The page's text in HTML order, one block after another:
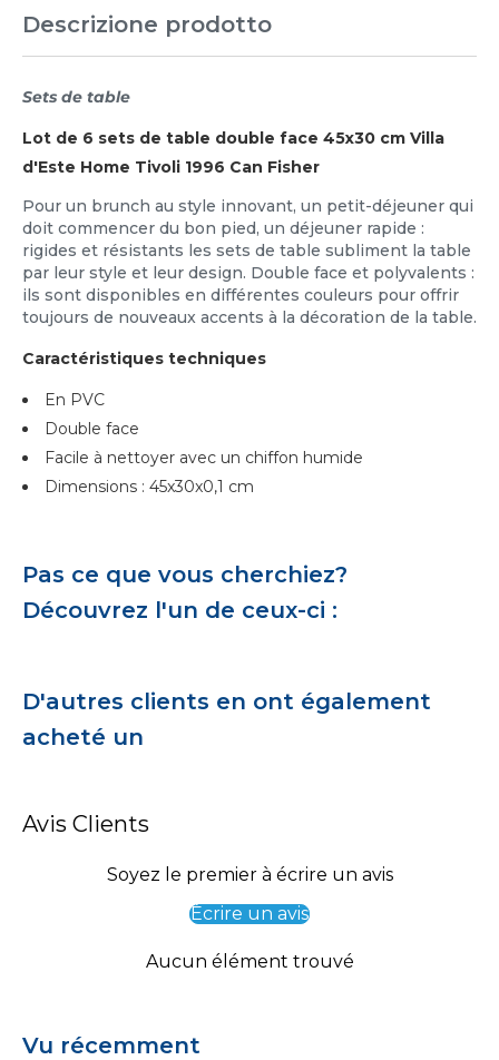
Descrizione prodotto
Sets de table
Lot de 6 sets de table double face 45x30 cm Villa
d'Este Home Tivoli 1996 Can Fisher
Pour un brunch au style innovant, un petit-déjeuner qui
doit commencer du bon pied, un déjeuner rapide :
rigides et résistants les sets de table subliment la table
par leur style et leur design. Double face et polyvalents :
ils sont disponibles en différentes couleurs pour offrir
toujours de nouveaux accents à la décoration de la table.
Caractéristiques techniques
En PVC
Double face
Facile à nettoyer avec un chiffon humide
Dimensions : 45x30x0,1 cm
Pas ce que vous cherchiez?
Découvrez l'un de ceux-ci :
D'autres clients en ont également
acheté un
Avis Clients
Soyez le premier à écrire un avis
Écrire un avis
Aucun élément trouvé
Vu récemment